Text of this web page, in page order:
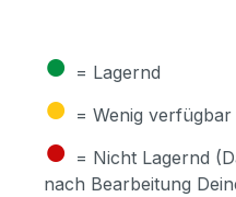
● = Lagernd
● = Wenig verfügbar
● = Nicht Lagernd
nach Bearbeitung